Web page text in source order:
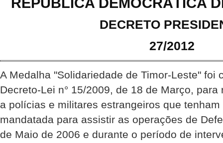
DECRETO
27/2012
A Medalha "Solidariedade de Timor-Leste" foi
Decreto-Lei n° 15/2009, de 18 de Março,
a polícias e militares estrangeiros que
mandatada para assistir as operações de
de Maio de 2006 e durante o período de